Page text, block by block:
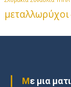
μεταλλωρύχοι
Με μια